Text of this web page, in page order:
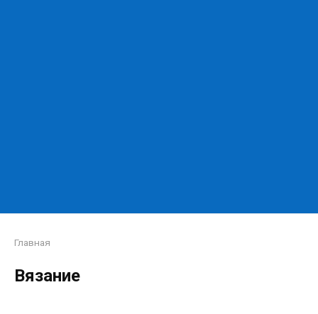
Главная
Вязание